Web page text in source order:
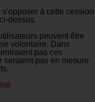
s'opposer à cette cession
dessus.
peuvent être
volontaire. Dans
pas ces
seraient pas en mesure